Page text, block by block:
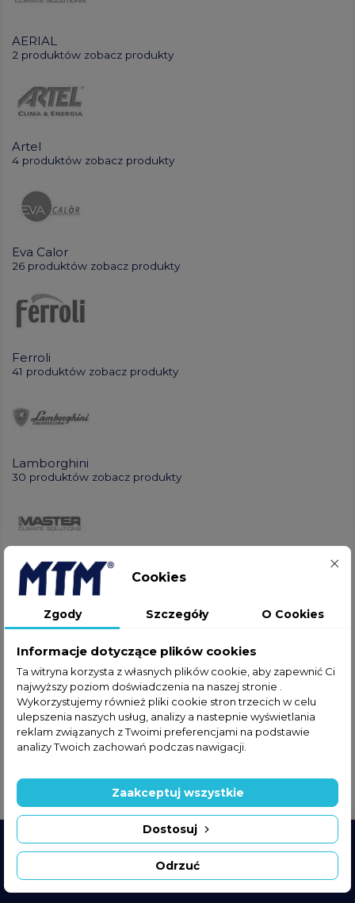
AERIAL
2 produktów zobacz produkty
Artel
4 produktów zobacz produkty
Eva Calor
26 produktów zobacz produkty
Ferroli
41 produktów zobacz produkty
Lamborghini
30 produktów zobacz produkty
MASTER
1249 produktów zobacz produkty
MTM Dariusz Seferyński
177 produktów zobacz produkty
Sonniger
zobacz produkty
Dołącz do społeczności
Obserwuj nas, bądź w kontakcie i bądź na bieżąco.
Cookies
Zgody Szczegóły O Cookies
Informacje dotyczące plików cookies
Ta witryna korzysta z własnych plików cookie, aby zapewnić Ci
najwyższy poziom doświadczenia na naszej stronie .
Wykorzystujemy również pliki cookie stron trzecich w celu
ulepszenia naszych usług, analizy a nastepnie wyświetlania
reklam związanych z Twoimi preferencjami na podstawie
analizy Twoich zachowań podczas nawigacji.
Odrzuć
Dostosuj
Zaakceptuj wszystkie